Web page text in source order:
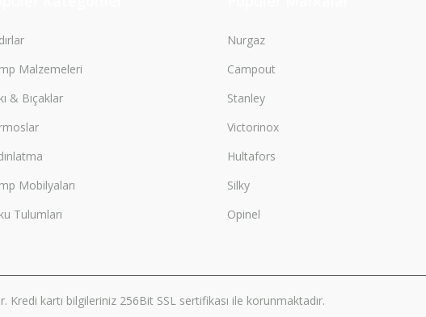
Malzemeleri
& Bıçaklar
Mobilyaları
Tulumları
Nurgaz
Campout
Stanley
Victorinox
Hultafors
Silky
Opinel
kartı bilgileriniz 256Bit SSL sertifikası ile korunmaktadır.